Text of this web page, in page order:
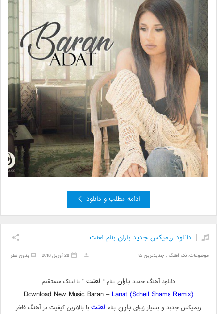
ادامه مطلب و دانلود
دانلود ریمیکس جدید باران بنام لعنت
موضوعات:تک آهنگ ,جدیدترین ها بدون نظر 28 آوریل 2018
دانلود آهنگ جدید بارانبنام “ لعنت” با لینک مستقیم
Download New Music Baran – Lanat (Soheil Shams Remix)
ریمیکس جدید و بسیار زیبای باران بنام لعنتبا بالاترین کیفیت در آهنگ فاخر